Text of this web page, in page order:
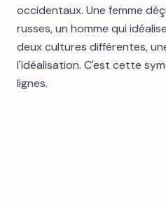
occidentaux. Une femme
russes, un homme qui
deux cultures différentes,
l'idéalisation. C'est cette
lignes.